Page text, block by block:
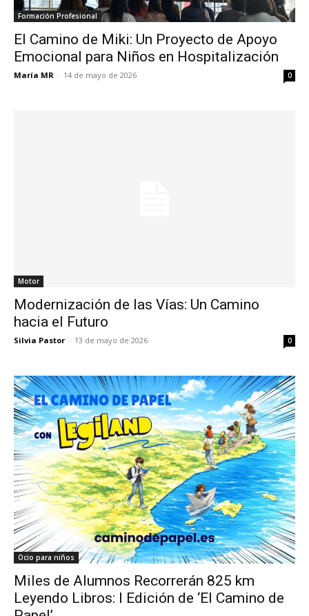
Formación Profesional
El Camino de Miki: Un Proyecto de Apoyo
Emocional para Niños en Hospitalización
María MR - 14 de mayo de 2026 0
Motor
Modernización de las Vías: Un Camino
hacia el Futuro
Silvia Pastor - 13 de mayo de 2026 0
Ocio para niños
Miles de Alumnos Recorrerán 825 km
Leyendo Libros: I Edición de ‘El Camino de